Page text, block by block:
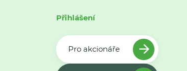
Přihlášení
Pro akcionáře